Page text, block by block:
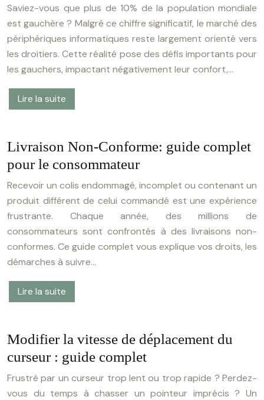
Saviez-vous que plus de 10% de la population mondiale
est gauchère ? Malgré ce chiffre significatif, le marché des
périphériques informatiques reste largement orienté vers
les droitiers. Cette réalité pose des défis importants pour
les gauchers, impactant négativement leur confort,…
Lire la suite
Livraison Non-Conforme: guide complet
pour le consommateur
Recevoir un colis endommagé, incomplet ou contenant un
produit différent de celui commandé est une expérience
frustrante. Chaque année, des millions de
consommateurs sont confrontés à des livraisons non-
conformes. Ce guide complet vous explique vos droits, les
démarches à suivre…
Lire la suite
Modifier la vitesse de déplacement du
curseur : guide complet
Frustré par un curseur trop lent ou trop rapide ? Perdez-
vous du temps à chasser un pointeur imprécis ? Un